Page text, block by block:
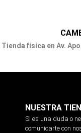
Tienda física en Av.
NUESTRA
Si es una duda o
comunicarte con